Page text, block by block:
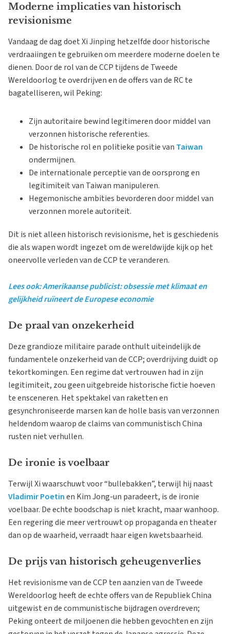
Moderne implicaties van historisch
revisionisme
Vandaag de dag doet Xi Jinping hetzelfde door historische
verdraaiingen te gebruiken om meerdere moderne doelen te
dienen. Door de rol van de CCP tijdens de Tweede
Wereldoorlog te overdrijven en de offers van de RC te
bagatelliseren, wil Peking:
Zijn autoritaire bewind legitimeren door middel van
verzonnen historische referenties.
De historische rol en politieke positie van Taiwan
ondermijnen.
De internationale perceptie van de oorsprong en
legitimiteit van Taiwan manipuleren.
Hegemonische ambities bevorderen door middel van
verzonnen morele autoriteit.
Dit is niet alleen historisch revisionisme, het is geschiedenis
die als wapen wordt ingezet om de wereldwijde kijk op het
oneervolle verleden van de CCP te veranderen.
Lees ook: Amerikaanse publicist: obsessie met klimaat en
gelijkheid ruïneert de Europese economie
De praal van onzekerheid
Deze grandioze militaire parade onthult uiteindelijk de
fundamentele onzekerheid van de CCP; overdrijving duidt op
tekortkomingen. Een regime dat vertrouwen had in zijn
legitimiteit, zou geen uitgebreide historische fictie hoeven
te ensceneren. Het spektakel van raketten en
gesynchroniseerde marsen kan de holle basis van verzonnen
heldendom waarop de claims van communistisch China
rusten niet verhullen.
De ironie is voelbaar
Terwijl Xi waarschuwt voor “bullebakken”, terwijl hij naast
Vladimir Poetinen Kim Jong-un paradeert, is de ironie
voelbaar. De echte boodschap is niet kracht, maar wanhoop.
Een regering die meer vertrouwt op propaganda en theater
dan op de waarheid, verraadt haar eigen kwetsbaarheid.
De prijs van historisch geheugenverlies
Het revisionisme van de CCP ten aanzien van de Tweede
Wereldoorlog heeft de echte offers van de Republiek China
uitgewist en de communistische bijdragen overdreven;
Peking onteert de miljoenen die hebben gevochten en zijn